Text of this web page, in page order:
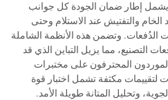
إطار ضمان الجودة كل جوانب
الخام والتفتيش عند الاستلام وحتى
الدُفعات. وتضمن هذه الأنظمة الشاملة
التصنيع، مما يزيل التباين الذي قد
المحترفون على مختبرات
لتقييمات مكثفة تشمل اختبار قوة
وتحليل المتانة طويلة الأمد.